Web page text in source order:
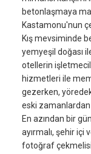
betonlaşmaya
Kastamonu'nun
Kış mevsiminde
yemyeşil doğası
otellerin
hizmetleri ile
gezerken,
eski zamanlardan
En azından bir
ayırmalı, şehir içi
fotoğraf